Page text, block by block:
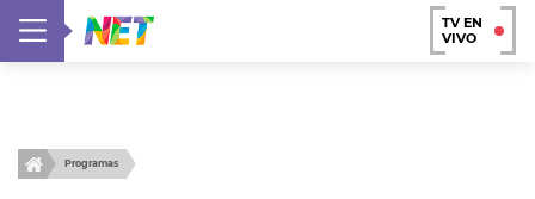
TV EN
VIVO
Programas